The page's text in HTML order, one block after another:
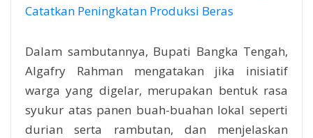
Catatkan Peningkatan Produksi Beras
Dalam sambutannya, Bupati Bangka Tengah,
Algafry Rahman mengatakan jika inisiatif
warga yang digelar, merupakan bentuk rasa
syukur atas panen buah-buahan lokal seperti
durian serta rambutan, dan menjelaskan